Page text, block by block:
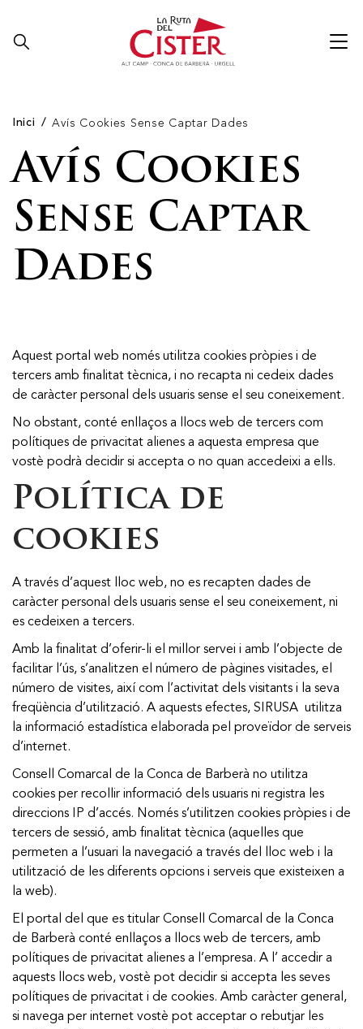
Inici Avís Cookies Sense Captar Dades
Avís Cookies
Sense Captar
Dades
Aquest portal web només utilitza cookies pròpies i de
tercers amb finalitat tècnica, i no recapta ni cedeix dades
de caràcter personal dels usuaris sense el seu coneixement.
No obstant, conté enllaços a llocs web de tercers com
polítiques de privacitat alienes a aquesta empresa que
vostè podrà decidir si accepta o no quan accedeixi a ells.
Política de
cookies
A través d’aquest lloc web, no es recapten dades de
caràcter personal dels usuaris sense el seu coneixement, ni
es cedeixen a tercers.
Amb la finalitat d’oferir-li el millor servei i amb l’objecte de
facilitar l’ús, s’analitzen el número de pàgines visitades, el
número de visites, així com l’activitat dels visitants i la seva
freqüència d’utilització. A aquests efectes, SIRUSA utilitza
la informació estadística elaborada pel proveïdor de serveis
d’internet.
Consell Comarcal de la Conca de Barberà no utilitza
cookies per recollir informació dels usuaris ni registra les
direccions IP d’accés. Només s’utilitzen cookies pròpies i de
tercers de sessió, amb finalitat tècnica (aquelles que
permeten a l’usuari la navegació a través del lloc web i la
utilització de les diferents opcions i serveis que existeixen a
la web).
El portal del que es titular Consell Comarcal de la Conca
de Barberà conté enllaços a llocs web de tercers, amb
polítiques de privacitat alienes a l’empresa. A l’ accedir a
aquests llocs web, vostè pot decidir si accepta les seves
polítiques de privacitat i de cookies. Amb caràcter general,
si navega per internet vostè pot acceptar o rebutjar les